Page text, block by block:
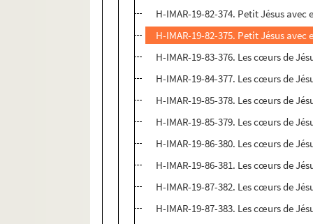
H-IMAR-19-82-374. Petit Jésus avec
H-IMAR-19-82-375. Petit Jésus avec
H-IMAR-19-83-376. Les cœurs de
H-IMAR-19-84-377. Les cœurs de
H-IMAR-19-85-378. Les cœurs de
H-IMAR-19-85-379. Les cœurs de
H-IMAR-19-86-380. Les cœurs de
H-IMAR-19-86-381. Les cœurs de
H-IMAR-19-87-382. Les cœurs de
H-IMAR-19-87-383. Les cœurs de